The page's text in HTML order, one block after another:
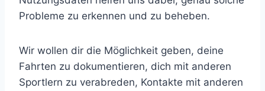
Probleme zu erkennen und zu beheben.
Wir wollen dir die Möglichkeit geben, deine
Fahrten zu dokumentieren, dich mit anderen
Sportlern zu verabreden, Kontakte mit anderen